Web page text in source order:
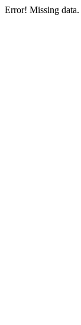
Error! Missing data.